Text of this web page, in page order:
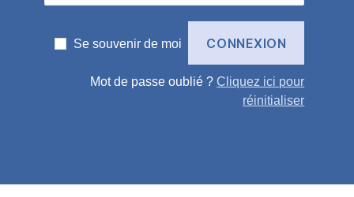
Se souvenir de moi
Mot de passe oublié ?Cliquez ici pour
réinitialiser